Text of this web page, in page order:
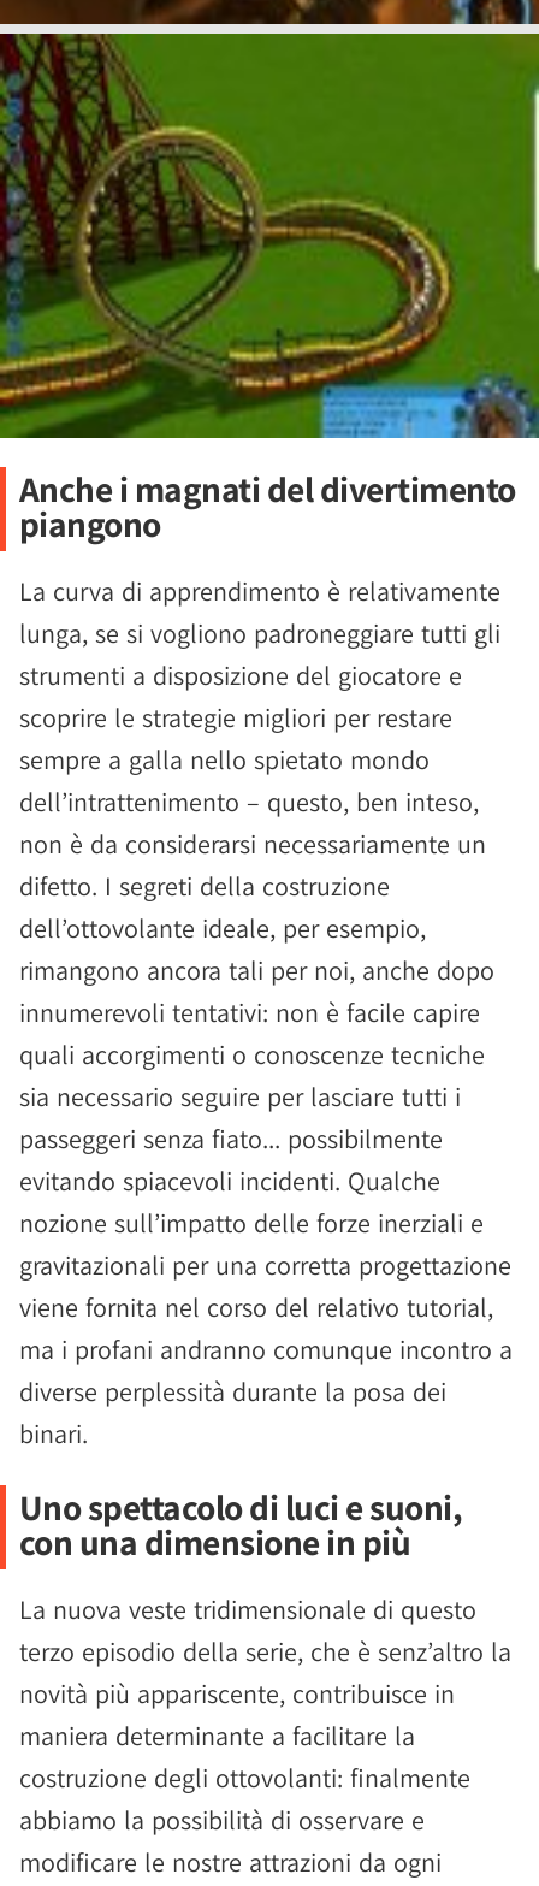
Anche i magnati del divertimento
piangono
La curva di apprendimento è relativamente
lunga, se si vogliono padroneggiare tutti gli
strumenti a disposizione del giocatore e
scoprire le strategie migliori per restare
sempre a galla nello spietato mondo
dell’intrattenimento – questo, ben inteso,
non è da considerarsi necessariamente un
difetto. I segreti della costruzione
dell’ottovolante ideale, per esempio,
rimangono ancora tali per noi, anche dopo
innumerevoli tentativi: non è facile capire
quali accorgimenti o conoscenze tecniche
sia necessario seguire per lasciare tutti i
passeggeri senza fiato... possibilmente
evitando spiacevoli incidenti. Qualche
nozione sull’impatto delle forze inerziali e
gravitazionali per una corretta progettazione
viene fornita nel corso del relativo tutorial,
ma i profani andranno comunque incontro a
diverse perplessità durante la posa dei
binari.
Uno spettacolo di luci e suoni,
con una dimensione in più
La nuova veste tridimensionale di questo
terzo episodio della serie, che è senz’altro la
novità più appariscente, contribuisce in
maniera determinante a facilitare la
costruzione degli ottovolanti: finalmente
abbiamo la possibilità di osservare e
modificare le nostre attrazioni da ogni